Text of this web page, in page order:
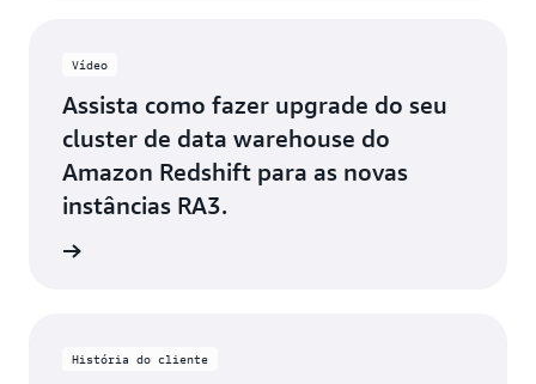
Vídeo
Assista como fazer upgrade do seu
cluster de data warehouse do
Amazon Redshift para as novas
instâncias RA3.
História do cliente